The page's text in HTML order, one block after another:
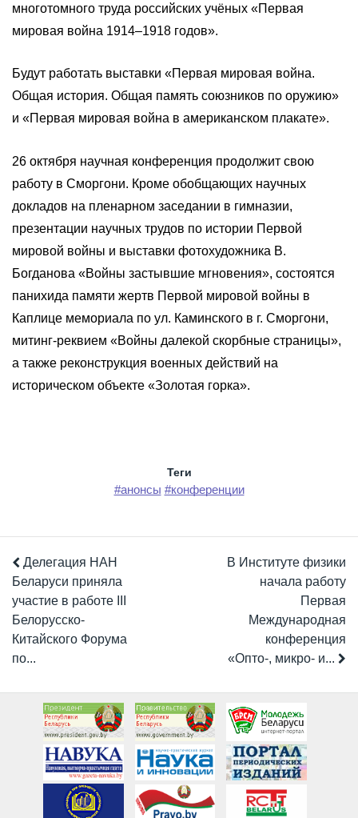
многотомного труда российских учёных «Первая
мировая война 1914–1918 годов».
Будут работать выставки «Первая мировая война.
Общая история. Общая память союзников по оружию»
и «Первая мировая война в американском плакате».
26 октября научная конференция продолжит свою
работу в Сморгони. Кроме обобщающих научных
докладов на пленарном заседании в гимназии,
презентации научных трудов по истории Первой
мировой войны и выставки фотохудожника В.
Богданова «Войны застывшие мгновения», состоятся
панихида памяти жертв Первой мировой войны в
Каплице мемориала по ул. Каминского в г. Сморгони,
митинг-реквием «Войны далекой скорбные страницы»,
а также реконструкция военных действий на
историческом объекте «Золотая горка».
Теги
#анонсы #конференции
Делегация НАН
Беларуси приняла
участие в работе III
Белорусско-
Китайского Форума
по...
В Институте физики
начала работу
Первая
Международная
конференция
«Опто-, микро- и...